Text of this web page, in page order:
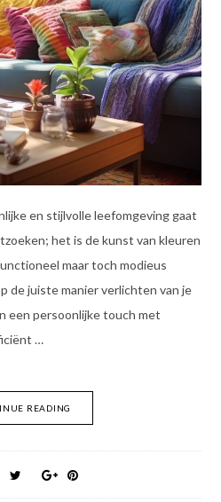
en stijlvolle leefomgeving gaat
het is de kunst van kleuren
maar toch modieus
de juiste manier verlichten van je
een persoonlijke touch met
…
READING